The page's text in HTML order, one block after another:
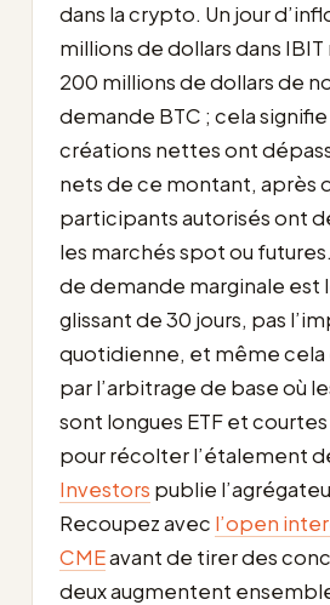
dans la crypto. Un jour
millions de dollars dans IBIT
200 millions de dollars de
demande BTC ; cela
créations nettes ont
nets de ce montant, après
participants autorisés ont
les marchés spot ou
de demande marginale est
glissant de 30 jours, pas
quotidienne, et même
par l’arbitrage de base où
sont longues ETF et
pour récolter l’étalement
Investors publie
Recoupez avec l’open
CMEavant de tirer des
deux augmentent